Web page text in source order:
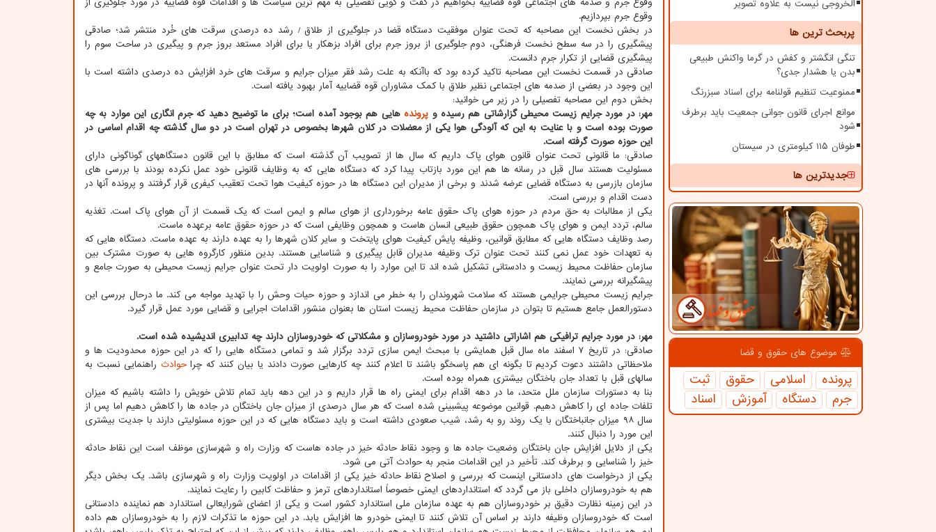
الخروجی نیست به علاوه تصویر
پربحث ترین ها
تنگی انگشتر و کفش در گرما واکنش طبیعی
بدن یا هشدار جدی؟
ممنوعیت تنظیم قولنامه برای اسناد سبزرنگ
موانع اجرای قانون جوانی جمعیت باید برطرف
شود
طوفان ۱۱۵ کیلومتری در سیستان
جدیدترین ها
موضوع های حقوق و قضا
پرونده اسلامی حقوق
ثبت
جرم
دستگاه آموزش اسناد
وقوع جرم بپردازیم.
در بخش نخست این مصاحبه که تحت عنوان موفقیت دستگاه قضا در جلوگیری از طلاق / رشد ده درصدی سرقت های خُرد منتشر شد؛ صادقی
پیشگیری را در سه سطح نخست فرهنگی، دوم جلوگیری از بروز جرم برای افراد بزهکار یا برای افراد مستعد بروز جرم و پیگیری در ساحت سوم را
پیشگیری قضایی از تکرار جرم دانست.
صادقی در قسمت نخست این مصاحبه تاکید کرده بود که باآنکه به علت رشد فقر میزان جرایم و سرقت های خرد افزایش ده درصدی داشته است با
این وجود در بعضی از صدمه های اجتماعی نظیر طلاق با کمک مشاوران قوه قضاییه آمار بهبود یافته است.
بخش دوم این مصاحبه تفصیلی را در زیر می خوانید:
مهر: در مورد جرایم زیست محیطی گزارشاتی هم رسیده و پروندههایی هم بوجود آمده است؛ برای ما توضیح دهید که جرم انگاری این موارد به چه
صورت بوده است و با عنایت به این که آلودگی هوا یکی از معضلات در کلان شهرها بخصوص در تهران است در دو سال گذشته چه اقدام اساسی در
این حوزه صورت گرفته است.
صادقی: ما قانونی تحت عنوان قانون هوای پاک داریم که سال ها از تصویب آن گذشته است که مطابق با این قانون دستگاههای گوناگونی دارای
مسئولیت هستند سال قبل در رسانه ها هم این مورد بازتاب پیدا کرد که دستگاه هایی که به وظایف قانونی خود عمل نکرده بودند با بررسی های
سازمان بازرسی به دستگاه قضایی عرضه شدند و برخی از مدیران این دستگاه ها در حوزه کیفیت هوا تحت تعقیب کیفری قرار گرفتند و پرونده آنها در
دست اقدام و بررسی است.
یکی از مطالبات به حق مردم در حوزه هوای پاک حقوق عامه برخورداری از هوای سالم و ایمن است که یک قسمت از آن هوای پاک است. تغذیه
سالم، تردد ایمن و هوای پاک همچون حقوق طبیعی انسان هاست و همچون وظایفی است که در حوزه حقوق عامه برعهده ماست.
رصد وظایف دستگاه هایی که مطابق قوانین، وظیفه پایش کیفیت هوای پایتخت و سایر کلان شهرها را به عهده دارند به عهده ماست. دستگاه هایی که
به تعهدات خود عمل نمی کنند تحت عنوان ترک وظیفه مدیران قابل پیگیری و شناسایی هستند. بدین منظور کارگروه هایی به صورت مشترک بین
سازمان حفاظت محیط زیست و دادستانی تشکیل شده اند تا این موارد را به صورت اولویت دار تحت عنوان جرایم زیست محیطی به صورت جامع و
پیشگیرانه بررسی نمایند.
جرایم زیست محیطی جرایمی هستند که سلامت شهروندان را به خطر می اندازد و حوزه حیات وحش را با تهدید مواجه می کند. ما درحال بررسی این
دستورالعمل جامع هستیم تا بتوان در سازمان حفاظت محیط زیست استان ها بعنوان منشور اقدامات اجرایی و قضایی مورد عمل قرار گیرد.
مهر: در مورد جرایم ترافیکی هم اشاراتی داشتید در مورد خودروسازان و مشکلاتی که خودروسازان دارند چه تدابیری اندیشیده شده است.
صادقی: در تاریخ ۷ اسفند ماه سال قبل همایشی با مبحث ایمن سازی تردد برگزار شد و تمامی دستگاه هایی را که در این حوزه محدودیت ها و
ملاحظاتی داشتند دعوت کردیم تا بگونه ای هم پاسخگو باشند تا اعلام کنند چه کارهایی صورت دادند یا بیان کنند که چراحوادث راهنمایی نسبت به
سالهای قبل با تعداد جان باختگان بیشتری همراه بوده است.
بنا به دستورات سازمان ملل متحد، ما در دهه اقدام برای ایمنی راه ها قرار داریم و در این دهه باید تمام تلاش خویش را داشته باشیم که میزان
تلفات جاده ای را کاهش دهیم. قوانین موضوعه پیشبینی شده است که هر سال درصدی از میزان جان باختگان در جاده ها را کاهش دهیم اما پس از
سال ۹۸ میزان جانباختگان با یک روند رو به رشد، شیب صعودی داشته است و باید دستگاه هایی که در این حوزه مسئولیتی دارند با جدیت بیشتری
این مورد را دنبال کنند.
یکی از دلایل افزایش جان باختگان وضعیت جاده ها و وجود نقاط حادثه خیز در جاده هاست که وزارت راه و شهرسازی موظف است این نقاط حادثه
خیز را شناسایی و برطرف کند. تأخیر در این اقدامات منجر به حوادث آتی می شود.
یکی از درخواست های دادستانی اینست که بررسی و اصلاح نقاط حادثه خیز یکی از اقدامات در اولویت وزارت راه و شهرسازی باشد. یک بخش دیگر
هم به خودروسازان داخلی باز می گردد که استانداردهای ایمنی خصوصاً استانداردهای ترمز و حفاظت کابین را رعایت نمایند.
در این زمینه نظارت دقیق بر خودروسازان هم به عهده سازمان ملی استاندارد کشور است و یکی از اعضای شورایعالی استاندارد هم نماینده دادستانی
است که خودروسازان وظیفه دارند بر اساس آن تلاش کنند تا ایمنی خودرو ها افزایش یابد. در این حوزه ما تذکرات لازم را به خودروسازان هم داده